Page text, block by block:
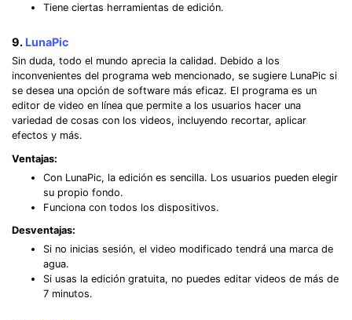
Tiene ciertas herramientas de edición.
9. LunaPic
Sin duda, todo el mundo aprecia la calidad. Debido a los
inconvenientes del programa web mencionado, se sugiere LunaPic si
se desea una opción de software más eficaz. El programa es un
editor de video en línea que permite a los usuarios hacer una
variedad de cosas con los videos, incluyendo recortar, aplicar
efectos y más.
Ventajas:
Con LunaPic, la edición es sencilla. Los usuarios pueden elegir
su propio fondo.
Funciona con todos los dispositivos.
Desventajas:
Si no inicias sesión, el video modificado tendrá una marca de
agua.
Si usas la edición gratuita, no puedes editar videos de más de
7 minutos.